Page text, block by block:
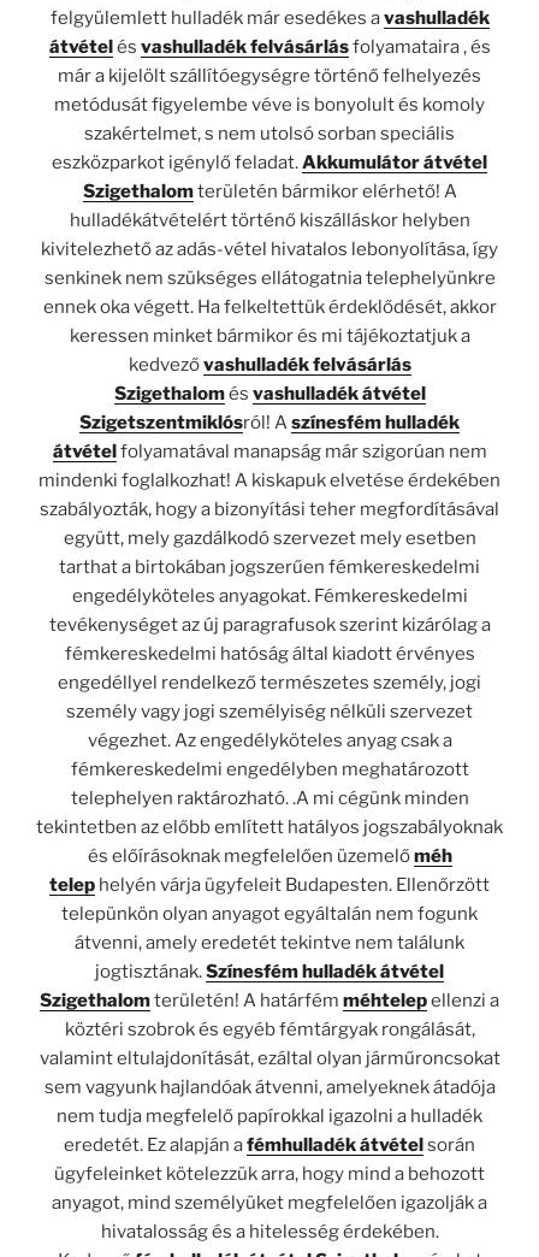
felgyülemlett hulladék már esedékes avashulladék
átvételés vashulladék felvásárlásfolyamataira , és
már a kijelölt szállítóegységre történő felhelyezés
metódusát figyelembe véve is bonyolult és komoly
szakértelmet, s nem utolsó sorban speciális
eszközparkot igénylő feladat.Akkumulátor átvétel
Szigethalomterületén bármikor elérhető! A
hulladékátvételért történő kiszálláskor helyben
kivitelezhető az adás-vétel hivatalos lebonyolítása, így
senkinek nem szükséges ellátogatnia telephelyünkre
ennek oka végett. Ha felkeltettük érdeklődését, akkor
keressen minket bármikor és mi tájékoztatjuk a
kedvezővashulladék felvásárlás
Szigethalomés vashulladék átvétel
Szigetszentmiklósról! Aszínesfém hulladék
átvételfolyamatával manapság már szigorúan nem
mindenki foglalkozhat! A kiskapuk elvetése érdekében
szabályozták, hogy a bizonyítási teher megfordításával
együtt, mely gazdálkodó szervezet mely esetben
tarthat a birtokában jogszerűen fémkereskedelmi
engedélyköteles anyagokat. Fémkereskedelmi
tevékenységet az új paragrafusok szerint kizárólag a
fémkereskedelmi hatóság által kiadott érvényes
engedéllyel rendelkező természetes személy, jogi
személy vagy jogi személyiség nélküli szervezet
végezhet. Az engedélyköteles anyag csak a
fémkereskedelmi engedélyben meghatározott
telephelyen raktározható. .A mi cégünk minden
tekintetben az előbb említett hatályos jogszabályoknak
és előírásoknak megfelelően üzemelőméh
telep helyén várja ügyfeleit Budapesten. Ellenőrzött
telepünkön olyan anyagot egyáltalán nem fogunk
átvenni, amely eredetét tekintve nem találunk
jogtisztának.Színesfém hulladék átvétel
Szigethalomterületén! A határfém méhtelepellenzi a
köztéri szobrok és egyéb fémtárgyak rongálását,
valamint eltulajdonítását, ezáltal olyan járműroncsokat
sem vagyunk hajlandóak átvenni, amelyeknek átadója
nem tudja megfelelő papírokkal igazolni a hulladék
eredetét. Ez alapján afémhulladék átvételsorán
ügyfeleinket kötelezzük arra, hogy mind a behozott
anyagot, mind személyüket megfelelően igazolják a
hivatalosság és a hitelesség érdekében.